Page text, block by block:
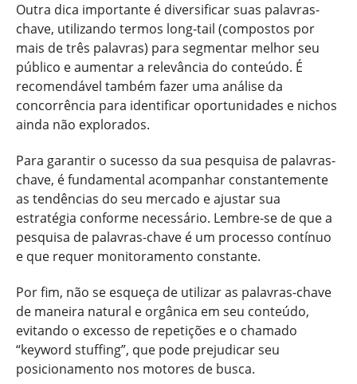
Outra dica importante é diversificar suas palavras-
chave, utilizando termos long-tail (compostos por
mais de três palavras) para segmentar melhor seu
público e aumentar a relevância do conteúdo. É
recomendável também fazer uma análise da
concorrência para identificar oportunidades e nichos
ainda não explorados.
Para garantir o sucesso da sua pesquisa de palavras-
chave, é fundamental acompanhar constantemente
as tendências do seu mercado e ajustar sua
estratégia conforme necessário. Lembre-se de que a
pesquisa de palavras-chave é um processo contínuo
e que requer monitoramento constante.
Por fim, não se esqueça de utilizar as palavras-chave
de maneira natural e orgânica em seu conteúdo,
evitando o excesso de repetições e o chamado
“keyword stuffing”, que pode prejudicar seu
posicionamento nos motores de busca.